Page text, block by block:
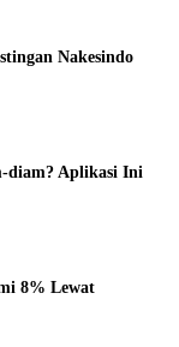
Nakesindo
diam? Aplikasi Ini
8% Lewat